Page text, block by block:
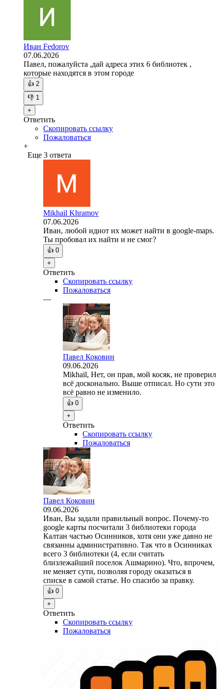
Иван Fedorov
07.06.2026
Павел, пожалуйста ,дай адреса этих 6 библиотек ,
которые находятся в этом городе
👍 2
👎 1
+
Ответить
Скопировать ссылку
Пожаловаться
+
Еще 3 ответа
Mikhail Khramov
07.06.2026
Иван, любой идиот их может найти в google-maps.
Ты пробовал их найти и не смог?
👍 0
+
Ответить
Скопировать ссылку
Пожаловаться
—
Павел Коковин
09.06.2026
Mikhail, Нет, он прав, мой косяк, не проверил
всё досконально. Выше отписал. Но сути это
всё равно не изменило.
👍 0
+
Ответить
Скопировать ссылку
Пожаловаться
Павел Коковин
09.06.2026
Иван, Вы задали правильный вопрос. Почему-то
google карты посчитали 3 библиотеки города
Калтан частью Осинников, хотя они уже давно не
связанны административно. Так что в Осинниках
всего 3 библиотеки (4, если считать
близлежайший поселок Ашмарино). Что, впрочем,
не меняет сути, позволяя городу оказаться в
списке в самой статье. Но спасибо за правку.
👍 0
+
Ответить
Скопировать ссылку
Пожаловаться